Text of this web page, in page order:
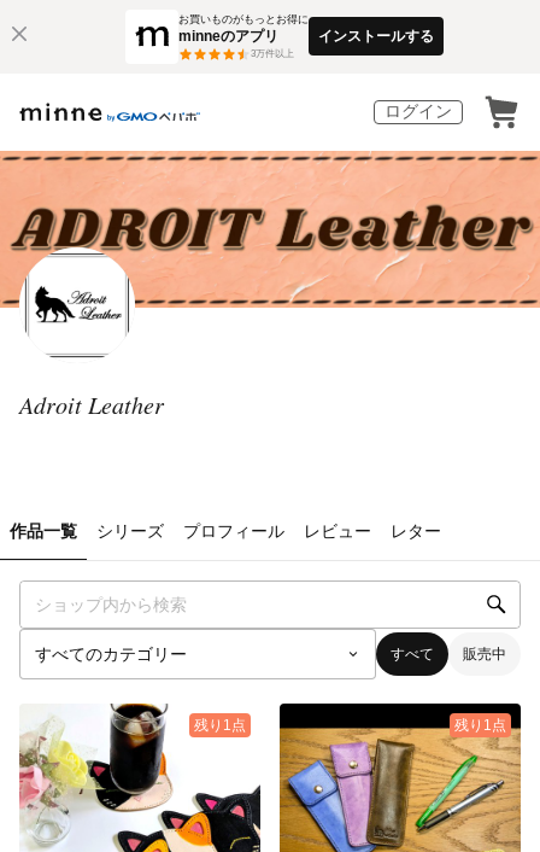
お買いものがもっとお得に
minneのアプリ
3万件以上
インストールする
ログイン
Adroit Leather
作品一覧 シリーズ プロフィール レビュー レター
すべて 販売中
残り1点 残り1点